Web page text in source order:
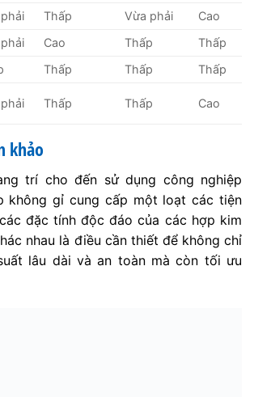
Thấp Vừa phải
Cao
Cao Thấp
Thấp
Thấp Thấp
Thấp
Thấp Thấp Cao
khảo
trí cho đến sử dụng công nghiệp
không gỉ cung cấp một loạt các tiện
đặc tính độc đáo của các hợp kim
nhau là điều cần thiết để không chỉ
lâu dài và an toàn mà còn tối ưu